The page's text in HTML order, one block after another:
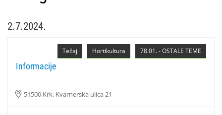
2.7.2024.
78.01. - OSTALE TEME
Hortikultura
Tečaj
Informacije
51500 Krk, Kvarnerska ulica 21